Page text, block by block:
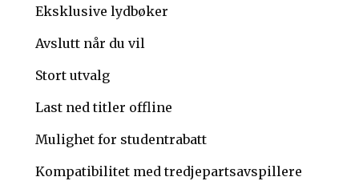
Eksklusive lydbøker
Avslutt når du vil
Stort utvalg
Last ned titler offline
Mulighet for studentrabatt
Kompatibilitet med tredjepartsavspillere